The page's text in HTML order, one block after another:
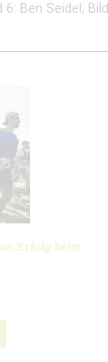
Ben Seidel;
Erfolg beim